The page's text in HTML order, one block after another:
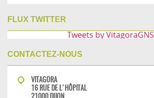
FLUX TWITTER
Tweets by VitagoraGNS
CONTACTEZ-NOUS
VITAGORA
16 RUE DE L'HÔPITAL
21000 DIJON